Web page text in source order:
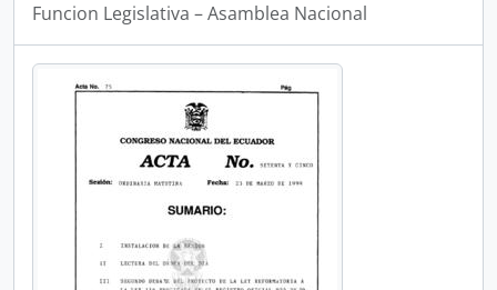
Funcion Legislativa – Asamblea Nacional